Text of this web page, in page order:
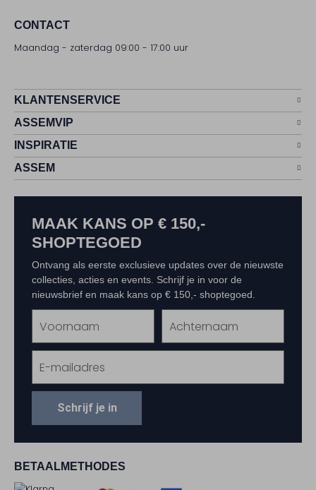
CONTACT
Maandag - zaterdag 09:00 - 17:00 uur
KLANTENSERVICE
ASSEMVIP
INSPIRATIE
ASSEM
BETAALMETHODES
MAAK KANS OP € 150,-
SHOPTEGOED
Ontvang als eerste exclusieve updates over de nieuwste
collecties, acties en events. Schrijf je in voor de
nieuwsbrief en maak kans op € 150,- shoptegoed.
Schrijf je in